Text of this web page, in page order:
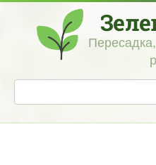
Перейти
контенту
Поиск: